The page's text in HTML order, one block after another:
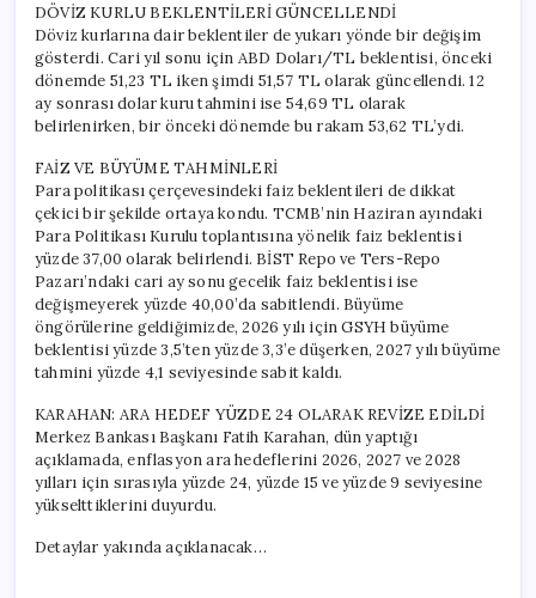
DÖVİZ KURLU BEKLENTİLERİ GÜNCELLENDİ
Döviz kurlarına dair beklentiler de yukarı yönde bir değişim
gösterdi. Cari yıl sonu için ABD Doları/TL beklentisi, önceki
dönemde 51,23 TL iken şimdi 51,57 TL olarak güncellendi. 12
ay sonrası dolar kuru tahmini ise 54,69 TL olarak
belirlenirken, bir önceki dönemde bu rakam 53,62 TL’ydi.
FAİZ VE BÜYÜME TAHMİNLERİ
Para politikası çerçevesindeki faiz beklentileri de dikkat
çekici bir şekilde ortaya kondu. TCMB’nin Haziran ayındaki
Para Politikası Kurulu toplantısına yönelik faiz beklentisi
yüzde 37,00 olarak belirlendi. BİST Repo ve Ters-Repo
Pazarı’ndaki cari ay sonu gecelik faiz beklentisi ise
değişmeyerek yüzde 40,00’da sabitlendi. Büyüme
öngörülerine geldiğimizde, 2026 yılı için GSYH büyüme
beklentisi yüzde 3,5’ten yüzde 3,3’e düşerken, 2027 yılı büyüme
tahmini yüzde 4,1 seviyesinde sabit kaldı.
KARAHAN: ARA HEDEF YÜZDE 24 OLARAK REVİZE EDİLDİ
Merkez Bankası Başkanı Fatih Karahan, dün yaptığı
açıklamada, enflasyon ara hedeflerini 2026, 2027 ve 2028
yılları için sırasıyla yüzde 24, yüzde 15 ve yüzde 9 seviyesine
yükselttiklerini duyurdu.
Detaylar yakında açıklanacak…